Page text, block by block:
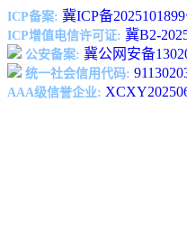
ICP备案: 冀ICP备
ICP增值电信许可证: 冀B2-
公安备案: 冀公网安备
统一社会信用代码:
AAA级信誉企业: